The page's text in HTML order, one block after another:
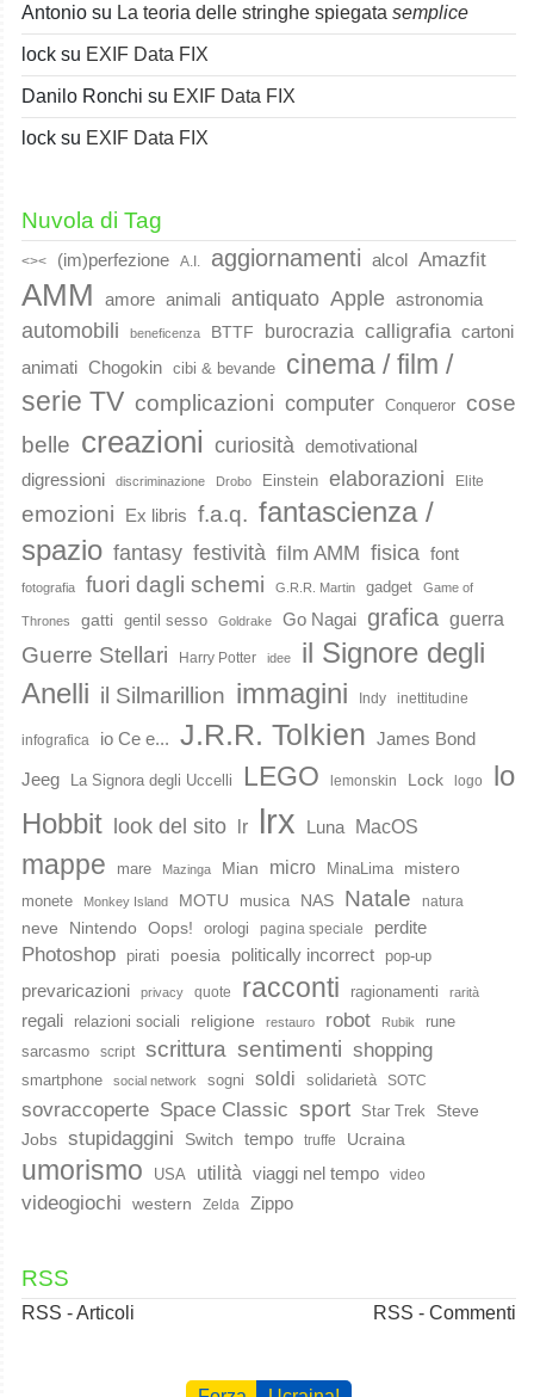
Antonio su La teoria delle stringhe spiegata semplice
lock su EXIF Data FIX
Danilo Ronchi su EXIF Data FIX
lock su EXIF Data FIX
Nuvola di Tag
<>< (im)perfezione A.I. aggiornamenti alcol Amazfit
AMM amore animali antiquato Apple astronomia
automobili beneficenza BTTF burocrazia calligrafia cartoni
animati Chogokin cibi & bevande
cinema / film /
serie TV complicazioni computer Conqueror
cose
belle creazioni curiosità demotivational
digressioni
discriminazione Drobo Einstein elaborazioni Elite
emozioni Ex libris f.a.q. fantascienza /
spazio fantasy festività film AMM fisica font
fotografia fuori dagli schemi G.R.R. Martin gadget Game of
Thrones gatti gentil sesso Goldrake Go Nagai grafica guerra
Guerre Stellari Harry Potter idee
il Signore degli
Anelli il Silmarillion immagini Indy inettitudine
infografica io Ce e... J.R.R. Tolkien James Bond
Jeeg La Signora degli Uccelli LEGO lemonskin Lock logo
lo
Hobbit look del sito lr lrx Luna MacOS
mappe mare Mazinga Mian micro MinaLima mistero
monete Monkey Island MOTU musica NAS Natale natura
neve Nintendo Oops! orologi pagina speciale perdite
Photoshop pirati poesia politically incorrect pop-up
prevaricazioni privacy quote racconti ragionamenti rarità
regali relazioni sociali religione restauro robot Rubik
rune
sarcasmo
script scrittura sentimenti shopping
smartphone social network sogni soldi solidarietà SOTC
sovraccoperte Space Classic sport Star Trek
Steve
Jobs stupidaggini Switch tempo truffe Ucraina
umorismo USA utilità viaggi nel tempo video
videogiochi western Zelda Zippo
RSS
RSS - Articoli RSS - Commenti